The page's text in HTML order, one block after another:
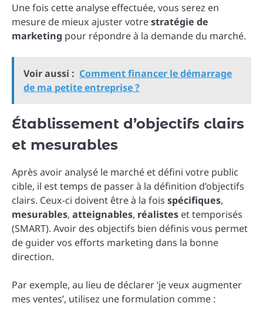
Une fois cette analyse effectuée, vous serez en
mesure de mieux ajuster votrestratégie de
marketing pour répondre à la demande du marché.
Voir aussi : Comment financer le démarrage
de ma petite entreprise ?
Établissement d’objectifs clairs
et mesurables
Après avoir analysé le marché et défini votre public
cible, il est temps de passer à la définition d’objectifs
clairs. Ceux-ci doivent être à la fois spécifiques,
mesurables, atteignables, réalistes et temporisés
(SMART). Avoir des objectifs bien définis vous permet
de guider vos efforts marketing dans la bonne
direction.
Par exemple, au lieu de déclarer ‘je veux augmenter
mes ventes’, utilisez une formulation comme :